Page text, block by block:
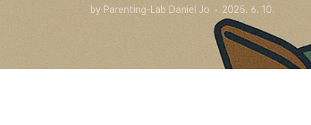
by Parenting-Lab Daniel Jo 2025. 6. 10.